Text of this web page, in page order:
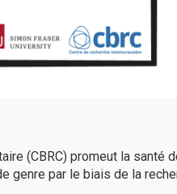
(CBRC) promeut la santé
genre par le biais de la